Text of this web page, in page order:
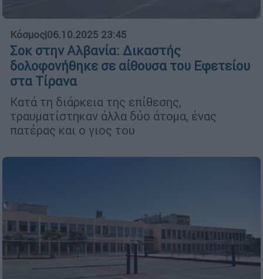
Κόσμος|06.10.2025 23:45
Σοκ στην Αλβανία: Δικαστής
δολοφονήθηκε σε αίθουσα του Εφετείου
στα Τίρανα
Κατά τη διάρκεια της επίθεσης,
τραυματίστηκαν άλλα δύο άτομα, ένας
πατέρας και ο γιος του